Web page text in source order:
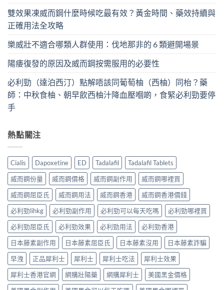
雙效果凍威而鋼什麼時候吃最有效？黃金時間、藥效持續與
正確用法全攻略
樂威壯不適合哪類人群使用：伐地那非的 6 類避開場景
陽痿復發的原因及威而鋼按需服用的必要性
必利勁（達泊西汀）點解唔該同葡萄柚（西柚）同枱？藥
師：中秋食柚、朝早飲西柚汁降血壓嗰啲，食緊必利勁要停
手
熱點關注
Cialis Dapoxetine ED Tadalafil
Tadalafil Tablets
威而鋼份量
威而鋼價格 威而鋼副作用
威而鋼哪裡買
威而鋼屈臣氏
威而鋼用法 威而鋼香港
威而鋼香港價錢
必利勁lihkg
必利勁副作用 必利勁可以每天吃嗎
必利勁哪裡買
必利勁屈臣氏
必利勁效果 必利勁用法
必利勁香港
日本藤素副作用
日本藤素屈臣氏 日本藤素沒用
日本藤素詐騙
早洩
正品犀利士 犀利士 犀利士吃法
犀利士效果
犀利士香港官網
網購壯陽藥 網購犀利士
美國黑金價格